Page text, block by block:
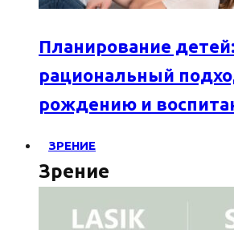
Планирование детей:
рациональный
рождению и
ЗРЕНИЕ
Зрение